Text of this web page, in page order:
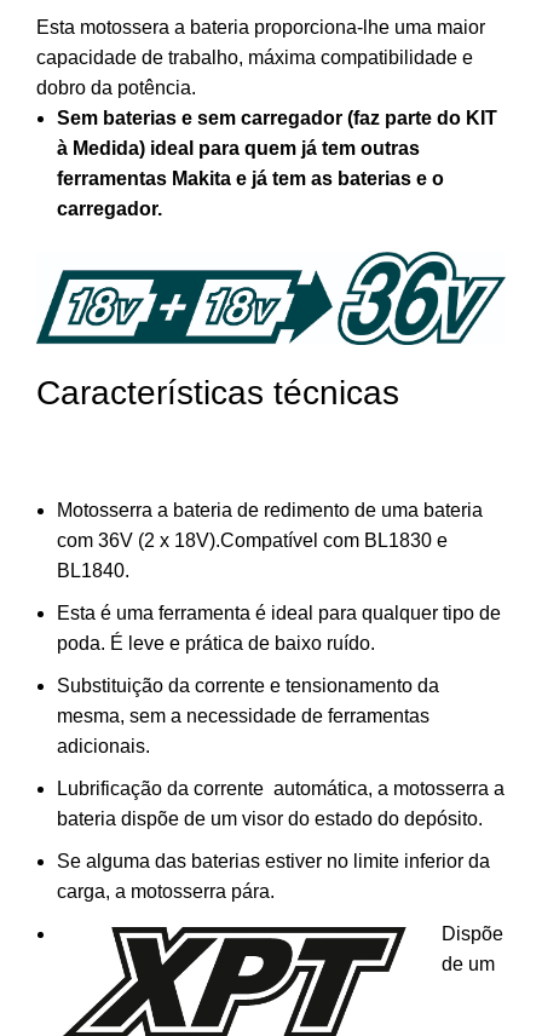
Esta motossera a bateria proporciona-lhe uma maior
capacidade de trabalho, máxima compatibilidade e
dobro da potência.
Sem baterias e sem carregador (faz parte do KIT
à Medida) ideal para quem já tem outras
ferramentas Makita e já tem as baterias e o
carregador.
Características técnicas
Motosserra a bateria de redimento de uma bateria
com 36V (2 x 18V).Compatível com BL1830 e
BL1840.
Esta é uma ferramenta é ideal para qualquer tipo de
poda. É leve e prática de baixo ruído.
Substituição da corrente e tensionamento da
mesma, sem a necessidade de ferramentas
adicionais.
Lubrificação da corrente automática, a motosserra a
bateria dispõe de um visor do estado do depósito.
Se alguma das baterias estiver no limite inferior da
carga, a motosserra pára.
Dispõe
de um